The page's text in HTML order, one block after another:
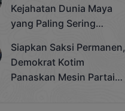
Kejahatan Dunia Maya
yang Paling Sering
Siapkan Saksi Permanen,
Demokrat Kotim
Panaskan Mesin Partai